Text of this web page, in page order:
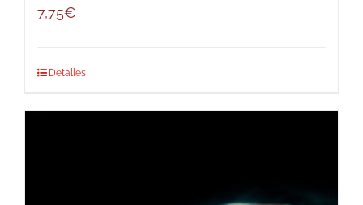
7,75€
Detalles